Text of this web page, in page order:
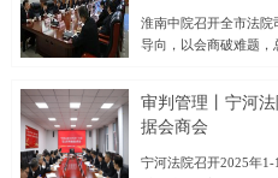
力发展”的宗旨，积极
鲁锡林郭勒籍企业家
展贡献力量。山东省
合、
教授发表了题为《湖
演讲。罗知教授援引
领头羊作用，而民营
是湖北发展有根产业
新；三是百万大学生是
生态，为中小企业提
淮南中院召开全市法院
导向，以会商破难题，
1-10月全市法院审判
案相关情况，剖析当前
目标和改进举措。市
作。潘晓晖强调，全
审判管理丨宁河
据会商会
宁河法院召开2025年